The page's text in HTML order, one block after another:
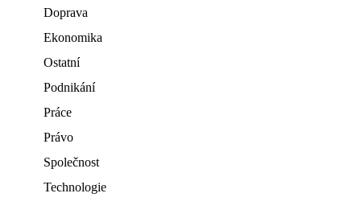
Doprava
Ekonomika
Ostatní
Podnikání
Práce
Právo
Společnost
Technologie